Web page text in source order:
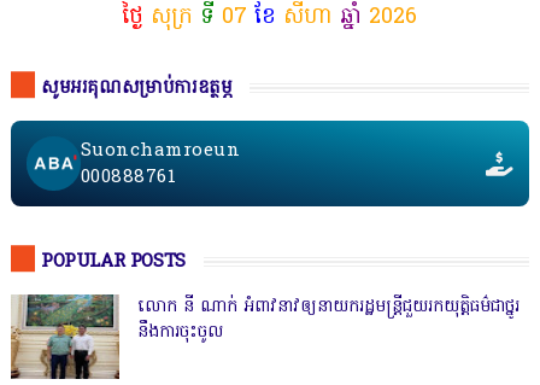
ថ្ងៃ សុក្រ ទី 07 ខែ សីហា ឆ្នាំ 2026
សូមអរគុណសម្រាប់ការឧត្ថម្ភ
Suonchamroeun
000888761
POPULAR POSTS
លោក នី ណាក់ អំពាវនាវឲ្យនាយករដ្ឋមន្ត្រីជួយរកយុត្តិធម៌ជាថ្នូរ
នឹងការចុះចូល